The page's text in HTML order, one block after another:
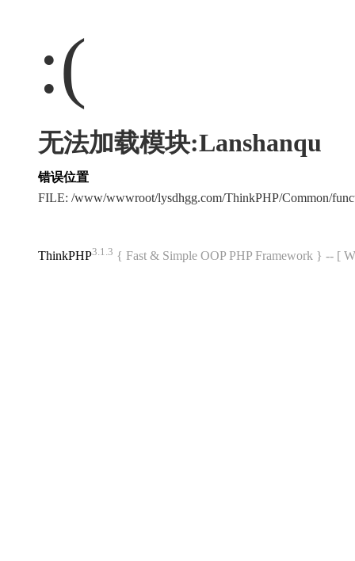
:(
无法加载模块:Lanshanqu
错误位置
FILE: /www/wwwroot/lysdhgg.com/ThinkPHP/Common/
ThinkPHP3.1.3 { Fast & Simple OOP PHP Framework } -- [